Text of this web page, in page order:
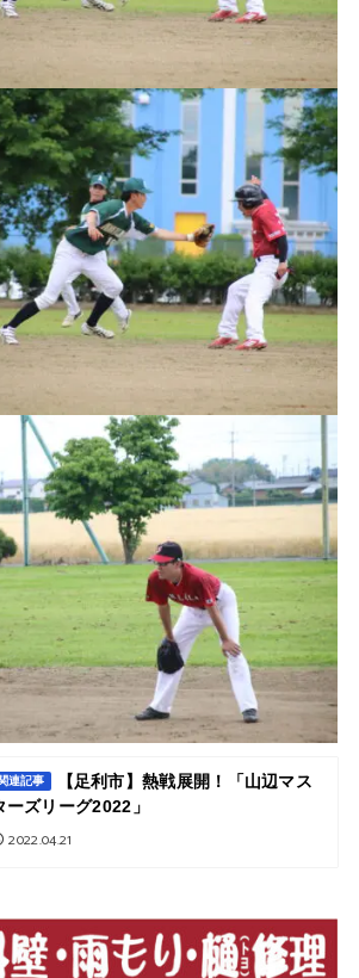
連記事
【足利市】熱戦展開！「山辺マス
ーズリーグ2022」
2022.04.21